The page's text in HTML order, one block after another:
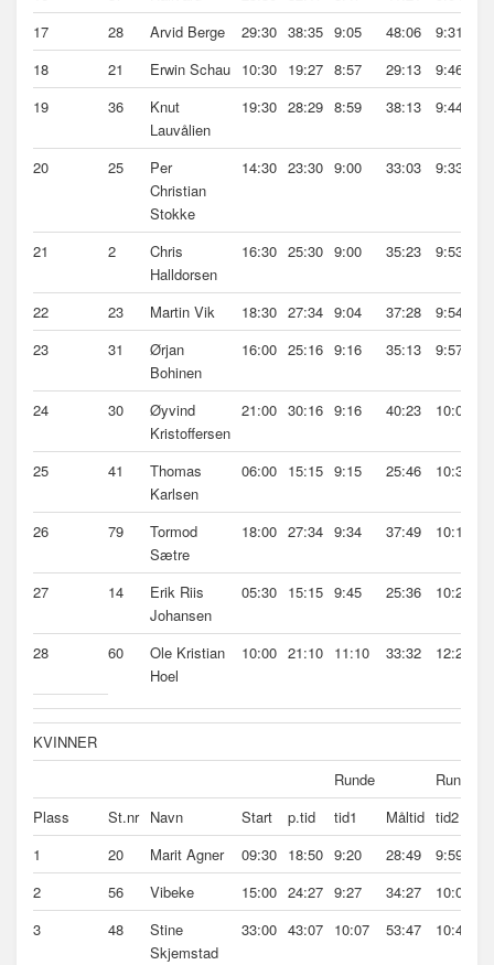
17
28 Arvid Berge 29:30 38:35 9:05 48:06 9:31
18
21 Erwin Schau 10:30 19:27 8:57 29:13 9:46
19
36
Knut
Lauvålien
19:30 28:29 8:59 38:13 9:44
20 25
Per
Christian
Stokke
14:30 23:30 9:00 33:03 9:33
21 2
Chris
Halldorsen
16:30 25:30 9:00 35:23 9:53
22 23 Martin Vik 18:30 27:34 9:04 37:28 9:54
23
31
Ørjan
Bohinen
16:00 25:16 9:16 35:13 9:57
24 30
Øyvind
Kristoffersen
21:00 30:16 9:16 40:23 10:07
25 41
Thomas
Karlsen
06:00 15:15 9:15 25:46 10:31
26 79
Tormod
Sætre
18:00 27:34 9:34 37:49 10:15
27 14
Erik Riis
Johansen
05:30 15:15 9:45 25:36 10:21
28 60
Ole Kristian
Hoel
10:00 21:10 11:10 33:32 12:22
KVINNER
Runde
Runde
Plass
St.nr Navn Start p.tid tid1 Måltid tid2
1
20 Marit Agner 09:30 18:50 9:20 28:49 9:59
2
56 Vibeke 15:00 24:27 9:27 34:27 10:00
3
48
Stine
Skjemstad
33:00 43:07 10:07 53:47 10:40